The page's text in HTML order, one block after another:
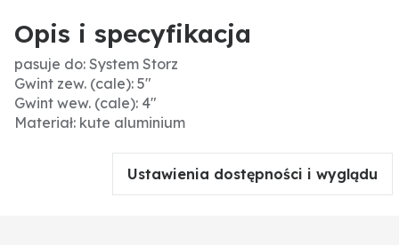
Opis i specyfikacja
pasuje do: System Storz
Gwint zew. (cale): 5"
Gwint wew. (cale): 4"
Materiał: kute aluminium
Ustawienia dostępności i wyglądu